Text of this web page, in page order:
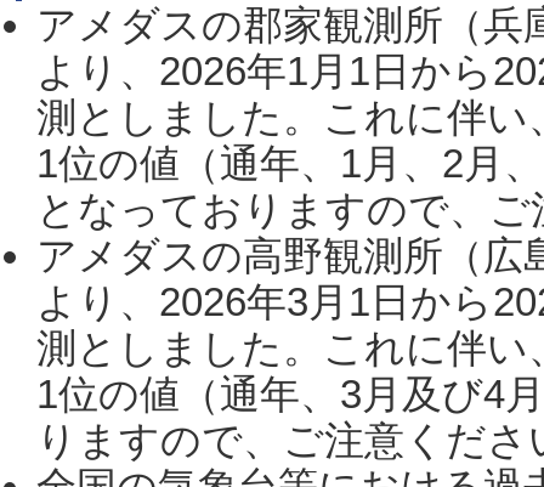
アメダスの郡家観測所（
より、2026年1月1日から
測としました。これに伴い
1位の値（通年、1月、2月
となっておりますので、
アメダスの高野観測所（
より、2026年3月1日から
測としました。これに伴い
1位の値（通年、3月及び4
りますので、ご注意くだ